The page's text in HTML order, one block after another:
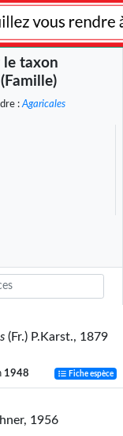
le taxon
: Agaricales
(Fr.) P.Karst., 1879
1948 Fiche espèce
1956